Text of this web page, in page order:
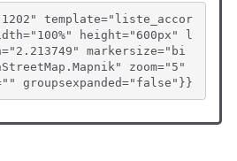
template="liste_accor
height="600px" l
markersize="bi
zoom="5"
groupsexpanded="false"}}